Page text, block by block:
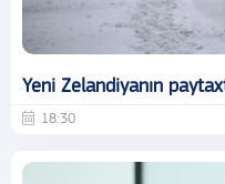
Yeni Zelandiyanın
18:30